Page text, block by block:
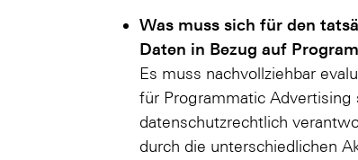
Was muss sich für den
Daten in Bezug auf
Es muss nachvollziehbar
für Programmatic
datenschutzrechtlich
durch die unterschiedlichen